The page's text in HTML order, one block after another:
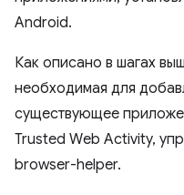
Android.
Как описано в шагах
необходимая для
существующее
Trusted Web Activity,
browser-helper.